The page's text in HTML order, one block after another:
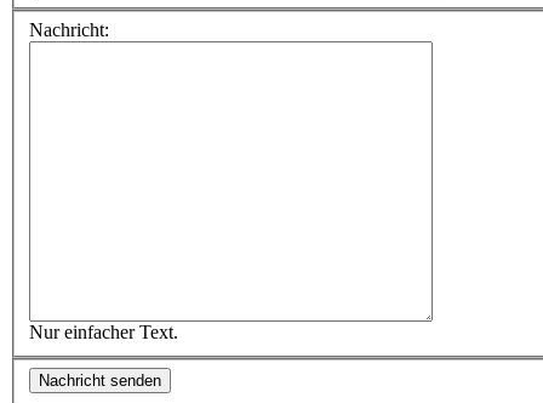
Nachricht:
Nur einfacher Text.